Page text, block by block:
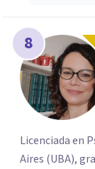
8
Licenciada en
Aires (UBA),